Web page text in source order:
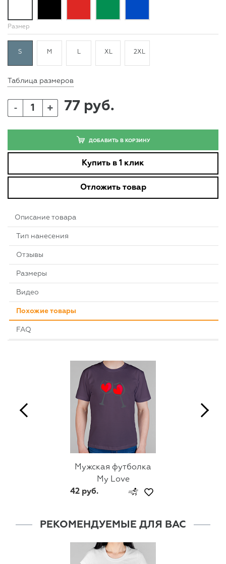
Размер
S M L XL 2XL
Таблица размеров
- + 77 руб.
ДОБАВИТЬ В КОРЗИНУ
Купить в 1 клик
Отложить товар
Описание товара
Тип нанесения
Отзывы
Размеры
Видео
Похожие товары
FAQ
Мужская футболка
My Love
42 руб.
РЕКОМЕНДУЕМЫЕ ДЛЯ ВАС